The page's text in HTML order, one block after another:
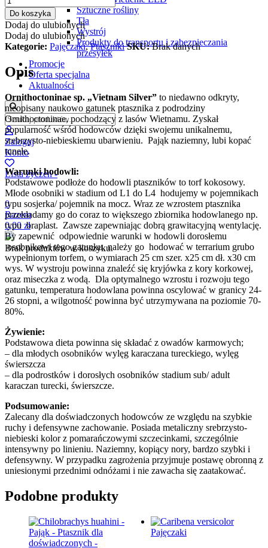
Sztuczne rośliny
Tła
Wystrój
Produkty do transportu i zabezpieczania
przesyłek
Promocje
Oferta specjalna
Aktualności
Zaloguj
Konto
Lista życzeń -
0
Razem
0,00 zł
Brak produktów w koszyku.
Do koszyka
Dodaj do ulubionych
Dodaj do ulubionych
Kategorie: Pajęczaki,Ptaszniki SKU: Brak danych
Opis
Ornithoctoninae sp. „Vietnam Silver” to niedawno odkryty,
nieopisany naukowo gatunek ptasznika z podrodziny
Ornithoctoninae, pochodzący z lasów Wietnamu. Zyskał
popularność wśród hodowców dzięki swojemu unikalnemu,
srebrzysto-niebieskiemu ubarwieniu. Pająk naziemny, lubi kopać
tunele.
Warunki hodowli:
Podstawowe podłoże do hodowli ptaszników to torf kokosowy.
Młode osobniki w stadium od L1 do L4 hodujemy w pojemnikach
typu sosjerka/ pojemnik na mocz. Wraz ze wzrostem ptasznika
przekładamy go do coraz to większego zbiornika hodowlanego np.
typu braplast. Zawsze zapewniając dobrą grawitacyjną wentylację.
By zapewnić odpowiednie warunki w hodowli dorosłemu
osobnikowi tego gatunku, należy go hodować w terrarium grubo
wypełnionym torfem, o wymiarach 25 cm szer. x25 cm dł. x30 cm
wys. W wystroju powinna znaleźć się kryjówka z kory korkowej,
oraz miseczka z wodą. Dla optymalnego wzrostu i rozwoju tego
gatunku, temperatura hodowlana powinna oscylować w granicy 24-
26 stopni, a wilgotność powinna być utrzymywana na poziomie 70-
80%.
Żywienie:
Podstawowa dieta powinna się składać z owadów karmowych;
– dla młodych osobników wylęg karaczana tureckiego, wylęg
świerszcza
– dla podrostków i dorosłych osobników stadium sub/ adult
karaczan turecki, świerszcze.
Podsumowanie:
Zalecany dla doświadczonych hodowców ze względu na szybkie
ruchy i defensywne zachowanie. Posiada metaliczny srebrzysto-
niebieski kolor z pomarańczowymi szczecinkami, szczególnie
intensywny po linieniu. Naziemny, kopiący nory, bardzo szybki i
defensywny. W przypadku zagrożenia przyjmuje postawę obronną z
uniesionymi przednimi odnóżami i nie zawacha się zaatakować.
Podobne produkty
Pajęczaki